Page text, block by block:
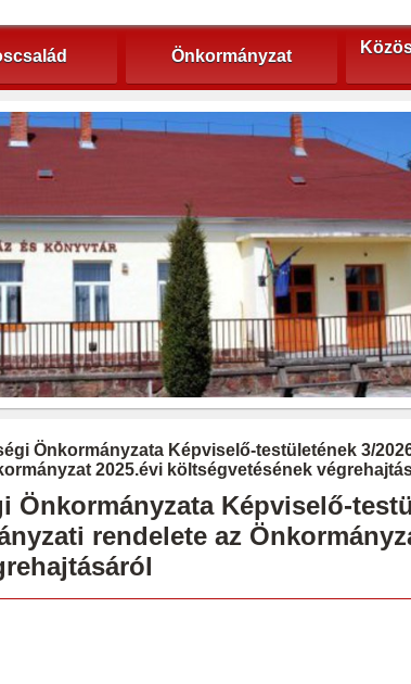
Önkormányzat
Önkormányzata Képviselő-testületének 3/
2025.évi költségvetésének
Önkormányzata Képviselő-
rendelete az